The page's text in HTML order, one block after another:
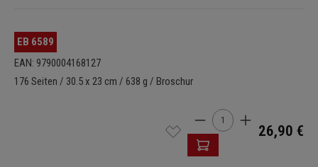
EB 6589
EAN: 9790004168127
176 Seiten / 30.5 x 23 cm / 638 g / Broschur
Produkt Anzahl: Gib
26,90 €